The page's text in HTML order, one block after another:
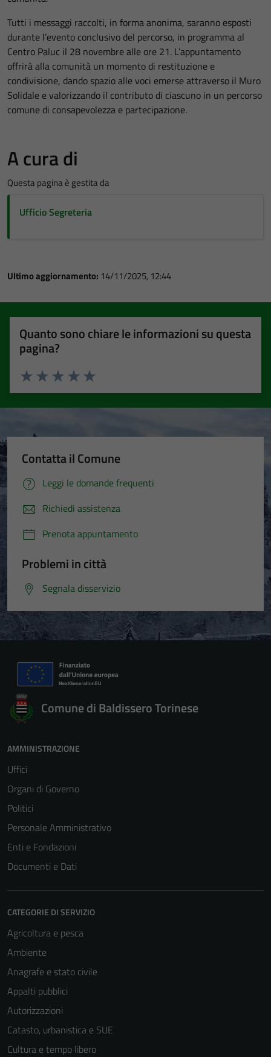
Tutti i messaggi raccolti, in forma anonima, saranno esposti
durante l’evento conclusivo del percorso, in programma al
Centro Paluc il 28 novembre alle ore 21. L’appuntamento
offrirà alla comunità un momento di restituzione e
condivisione, dando spazio alle voci emerse attraverso il Muro
Solidale e valorizzando il contributo di ciascuno in un percorso
comune di consapevolezza e partecipazione.
A cura di
Questa pagina è gestita da
Ufficio Segreteria
Ultimo aggiornamento: 14/11/2025, 12:44
Quanto sono chiare le informazioni su questa
pagina?
Valuta 5 stelle su 5
Valuta 4 stelle su 5
Valuta 3 stelle su 5
Valuta 2 stelle su 5
Valuta 1 stelle su 5
Contatta il Comune
Leggi le domande frequenti
Richiedi assistenza
Prenota appuntamento
Problemi in città
Segnala disservizio
Comune di Baldissero Torinese
AMMINISTRAZIONE
Uffici
Organi di Governo
Politici
Personale Amministrativo
Enti e Fondazioni
Documenti e Dati
CATEGORIE DI SERVIZIO
Agricoltura e pesca
Ambiente
Anagrafe e stato civile
Appalti pubblici
Autorizzazioni
Catasto, urbanistica e SUE
Cultura e tempo libero